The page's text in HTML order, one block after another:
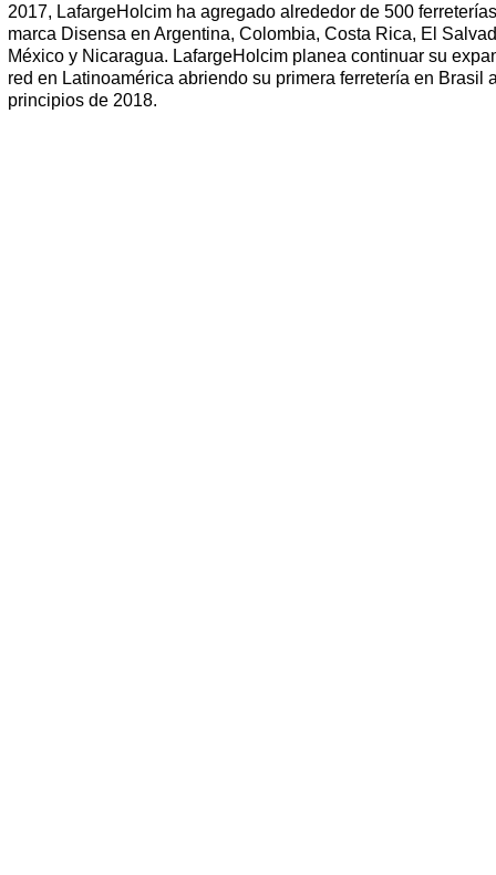
2017, LafargeHolcim ha agregado alrededor de 500
marca Disensa en Argentina, Colombia, Costa Rica, El
México y Nicaragua. LafargeHolcim planea continuar su
red en Latinoamérica abriendo su primera ferretería en Brasil
principios de 2018.